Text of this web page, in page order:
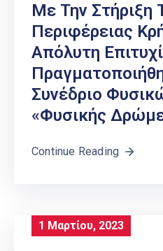
Με Την Στήριξη
Περιφέρειας
Απόλυτη
Συνέδριο
«Φυσικής
Continue Reading
1 Μαρτίου, 2023